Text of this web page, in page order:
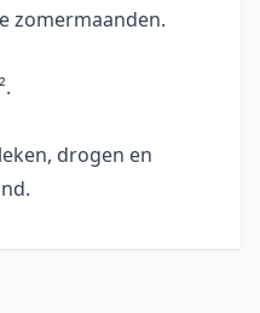
zomermaanden.
drogen en